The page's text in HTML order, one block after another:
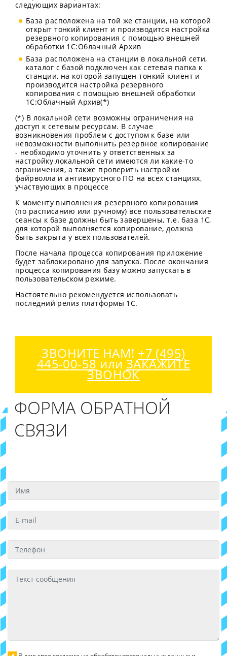
следующих вариантах:
База расположена на той же станции, на которой
открыт тонкий клиент и производится настройка
резервного копирования с помощью внешней
обработки 1С:Облачный Архив
База расположена на станции в локальной сети,
каталог с базой подключен как сетевая папка к
станции, на которой запущен тонкий клиент и
производится настройка резервного
копирования с помощью внешней обработки
1С:Облачный Архив(*)
(*) В локальной сети возможны ограничения на
доступ к сетевым ресурсам. В случае
возникновения проблем с доступом к базе или
невозможности выполнить резервное копирование
- необходимо уточнить у ответственных за
настройку локальной сети имеются ли какие-то
ограничения, а также проверить настройки
файрволла и антивирусного ПО на всех станциях,
участвующих в процессе
К моменту выполнения резервного копирования
(по расписанию или ручному) все пользовательские
сеансы к базе должны быть завершены, т.е. база 1C,
для которой выполняется копирование, должна
быть закрыта у всех пользователей.
После начала процесса копирования приложение
будет заблокировано для запуска. После окончания
процесса копирования базу можно запускать в
пользовательском режиме.
Настоятельно рекомендуется использовать
последний релиз платформы 1С.
ЗВОНИТЕ НАМ! +7 (495)
445-00-58илиЗАКАЖИТЕ
ЗВОНОК
ФОРМА ОБРАТНОЙ
СВЯЗИ